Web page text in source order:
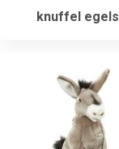
knuffel egels